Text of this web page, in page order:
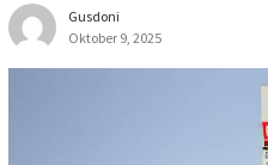
Gusdoni
Oktober 9, 2025